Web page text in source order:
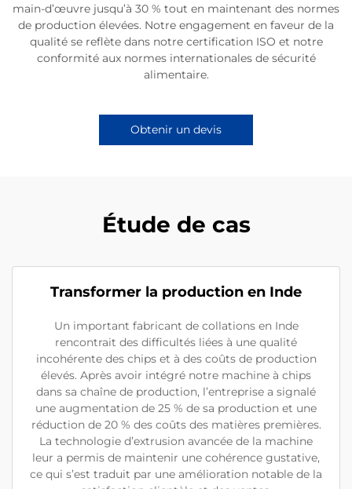
main-d’œuvre jusqu’à 30 % tout en maintenant des normes
de production élevées. Notre engagement en faveur de la
qualité se reflète dans notre certification ISO et notre
conformité aux normes internationales de sécurité
alimentaire.
Obtenir un devis
Étude de cas
Transformer la production en Inde
Un important fabricant de collations en Inde
rencontrait des difficultés liées à une qualité
incohérente des chips et à des coûts de production
élevés. Après avoir intégré notre machine à chips
dans sa chaîne de production, l’entreprise a signalé
une augmentation de 25 % de sa production et une
réduction de 20 % des coûts des matières premières.
La technologie d’extrusion avancée de la machine
leur a permis de maintenir une cohérence gustative,
ce qui s’est traduit par une amélioration notable de la